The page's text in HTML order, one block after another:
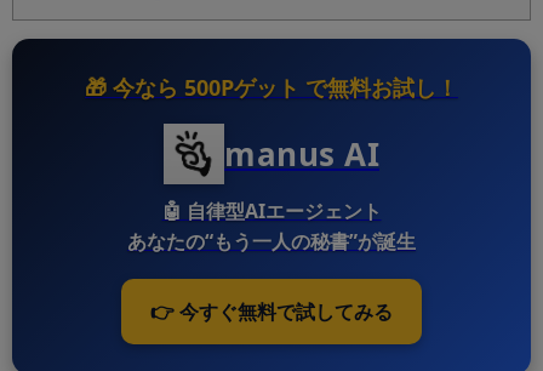
🎁 今なら 500Pゲット で無料お試し！
manus AI
🤖 自律型AIエージェント
あなたの“もう一人の秘書”が誕生
👉 今すぐ無料で試してみる